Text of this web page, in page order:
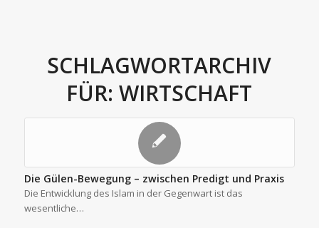
SCHLAGWORTARCHIV
FÜR:WIRTSCHAFT
Die Gülen-Bewegung – zwischen Predigt und Praxis
Die Entwicklung des Islam in der Gegenwart ist das
wesentliche…